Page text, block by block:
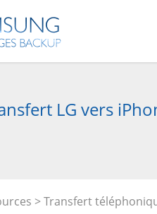
LG vers
>Transfert